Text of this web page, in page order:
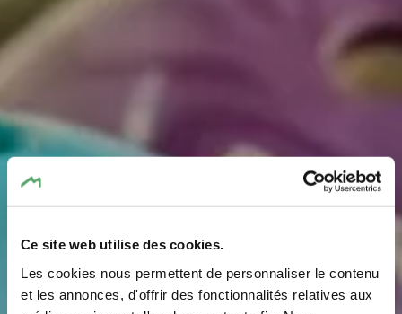
Ce site web utilise des cookies.
Les cookies nous permettent de personnaliser le contenu
et les annonces, d'offrir des fonctionnalités relatives aux